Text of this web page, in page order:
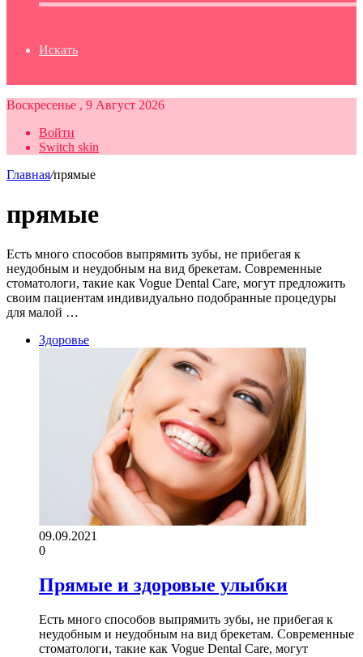
Искать
Воскресенье , 9 Август 2026
Войти
Switch skin
Главная/прямые
прямые
Есть много способов выпрямить зубы, не прибегая к
неудобным и неудобным на вид брекетам. Современные
стоматологи, такие как Vogue Dental Care, могут предложить
своим пациентам индивидуально подобранные процедуры
для малой …
Здоровье
09.09.2021
0
Прямые и здоровые улыбки
Есть много способов выпрямить зубы, не прибегая к
неудобным и неудобным на вид брекетам. Современные
стоматологи, такие как Vogue Dental Care, могут